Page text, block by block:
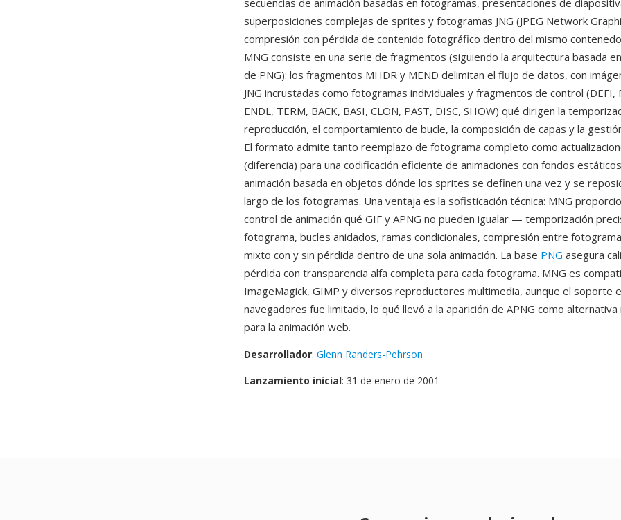
secuencias de animación basadas en fotogramas, presentaciones de
superposiciones complejas de sprites y fotogramas JNG (JPEG Network
compresión con pérdida de contenido fotográfico dentro del mismo
MNG consiste en una serie de fragmentos (siguiendo la arquitectura basada
de PNG): los fragmentos MHDR y MEND delimitan el flujo de datos, con
JNG incrustadas como fotogramas individuales y fragmentos de control (DEFI,
ENDL, TERM, BACK, BASI, CLON, PAST, DISC, SHOW) qué dirigen la
reproducción, el comportamiento de bucle, la composición de capas y la
El formato admite tanto reemplazo de fotograma completo como
(diferencia) para una codificación eficiente de animaciones con fondos
animación basada en objetos dónde los sprites se definen una vez y se
largo de los fotogramas. Una ventaja es la sofisticación técnica: MNG
control de animación qué GIF y APNG no pueden igualar — temporización
fotograma, bucles anidados, ramas condicionales, compresión entre
mixto con y sin pérdida dentro de una sola animación. La base PNG asegura
pérdida con transparencia alfa completa para cada fotograma. MNG es
ImageMagick, GIMP y diversos reproductores multimedia, aunque el soporte
navegadores fue limitado, lo qué llevó a la aparición de APNG como alternativa
para la animación web.
Desarrollador: Glenn Randers-Pehrson
Lanzamiento inicial: 31 de enero de 2001